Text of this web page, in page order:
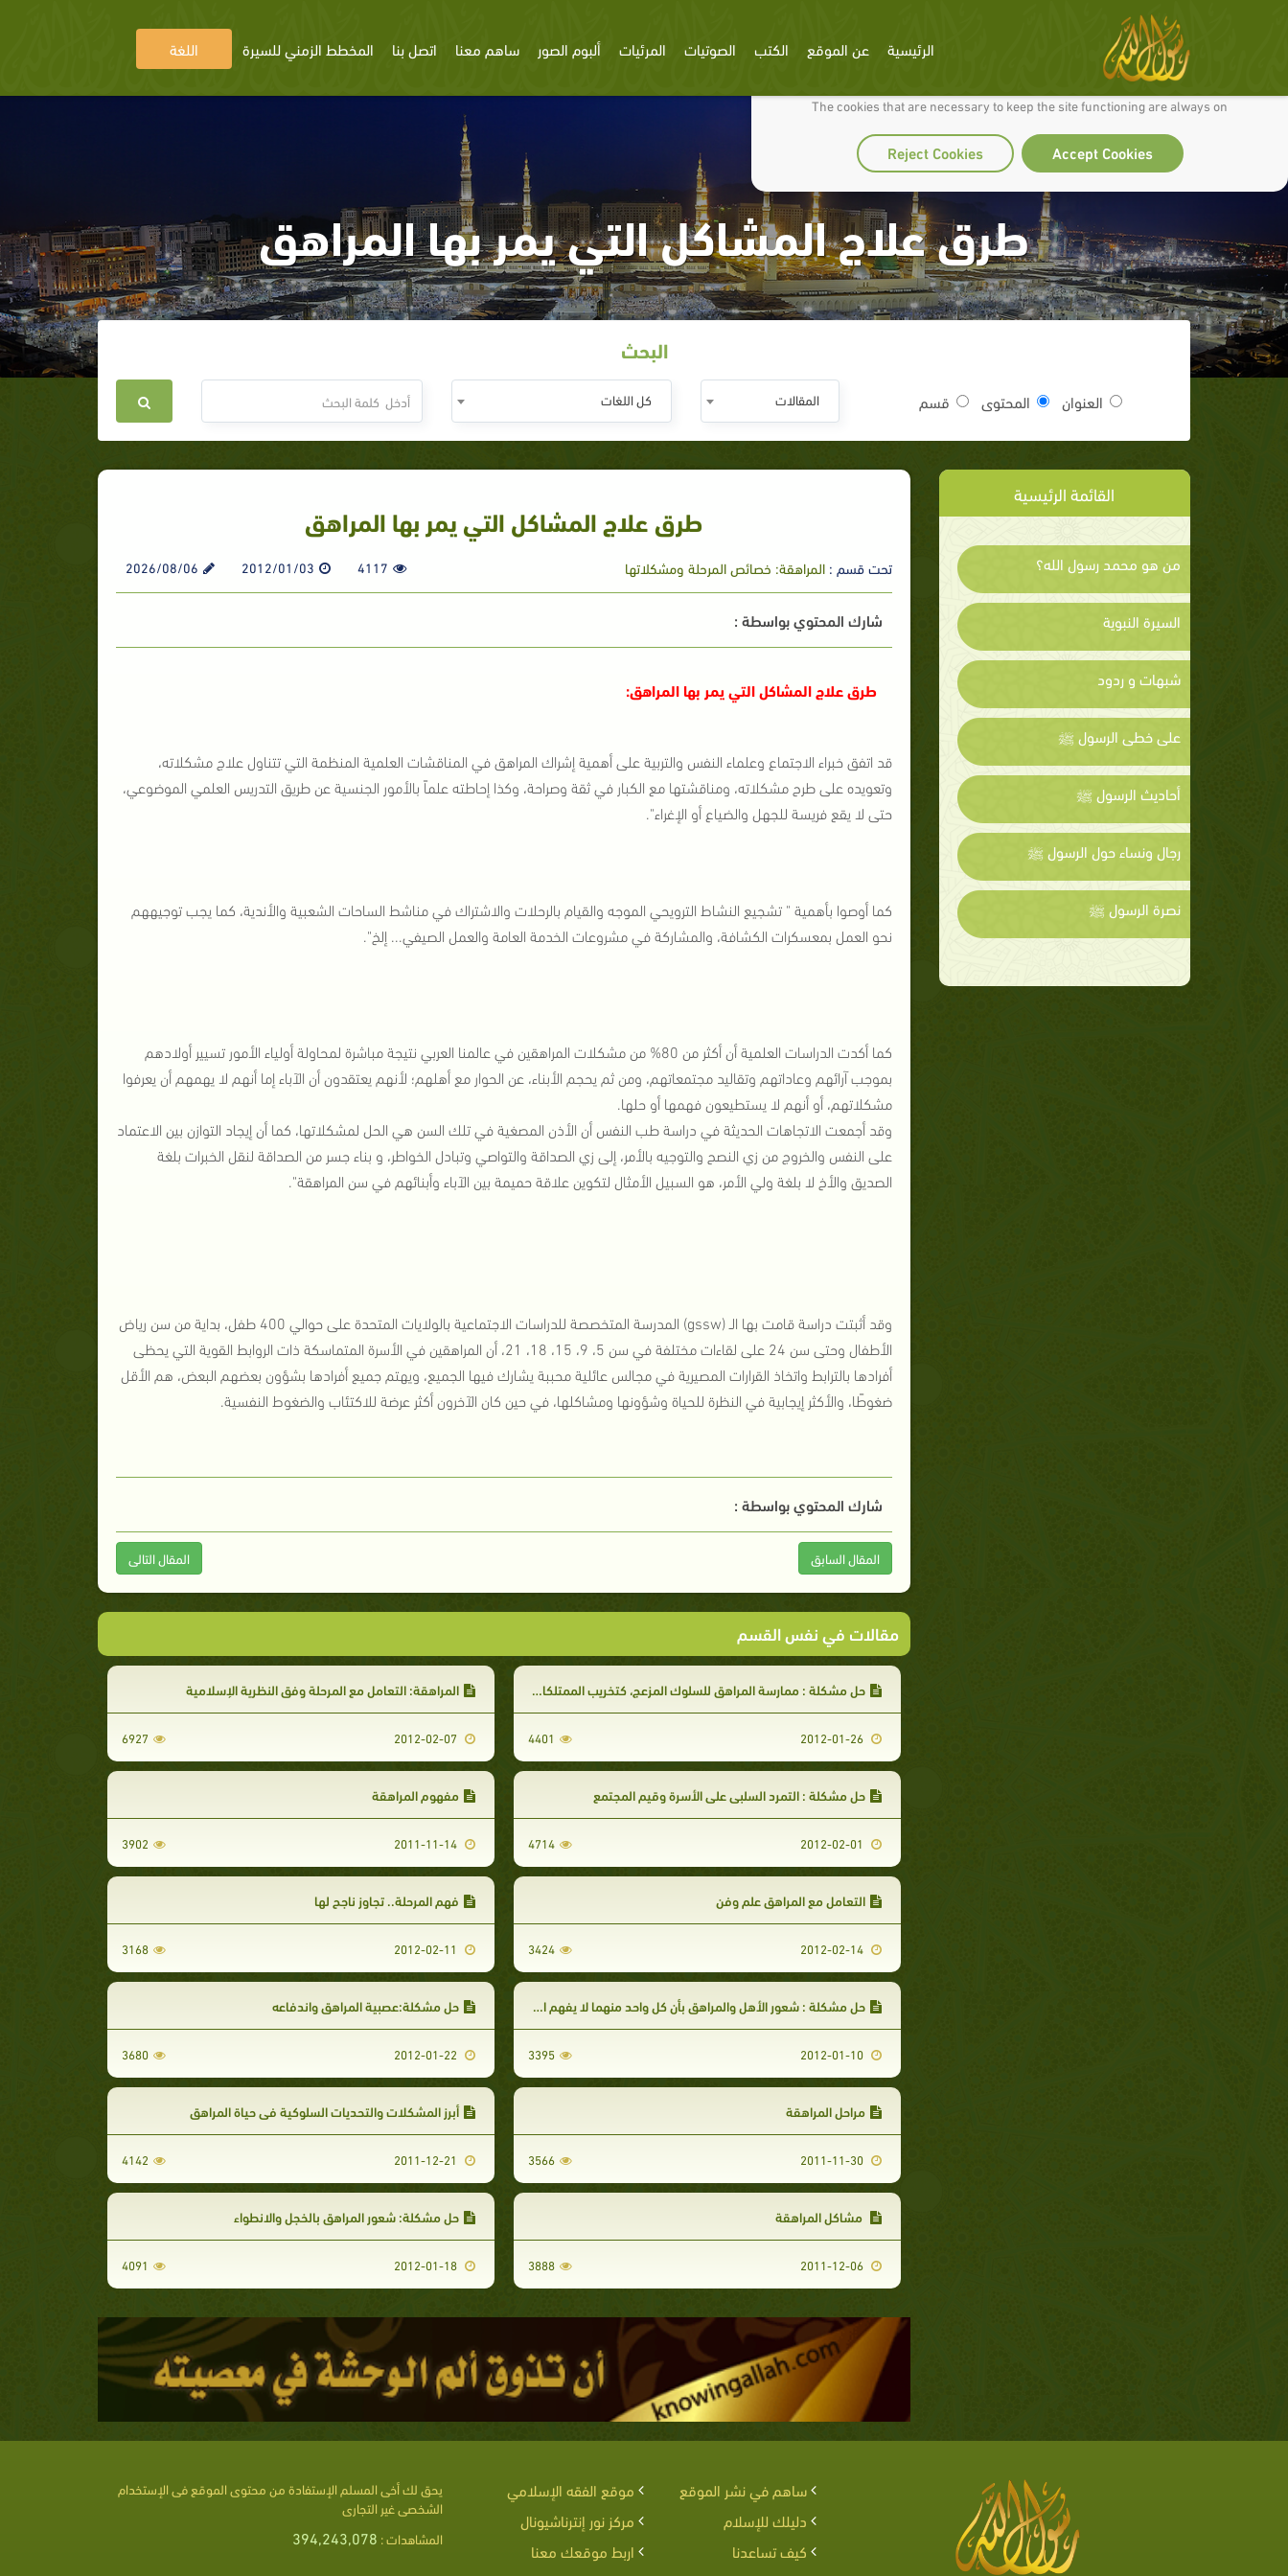
We use cookies to make our site work well for you and so we can continually improve it.
The cookies that are necessary to keep the site functioning are always on
Accept Cookies
Reject Cookies
الرئيسية عن الموقع الكتب الصوتيات المرئيات ألبوم الصور ساهم معنا اتصل بنا المخطط الزمني للسيرة اللغة
طرق علاج المشاكل التي يمر بها المراهق
البحث
العنوان المحتوى قسم المقالات كل اللغات
القائمة الرئيسية
من هو محمد رسول الله؟
السيرة النبوية
شبهات و ردود
على خطى الرسول ﷺ
أحاديث الرسول ﷺ
رجال ونساء حول الرسول ﷺ
نصرة الرسول ﷺ
طرق علاج المشاكل التي يمر بها المراهق
تحت قسم :المراهقة: خصائص المرحلة ومشكلاتها 4117
2012/01/03
2026/08/06
شارك المحتوي بواسطة :
طرق علاج المشاكل التي يمر بها المراهق:
قد اتفق خبراء الاجتماع وعلماء النفس والتربية على أهمية إشراك المراهق في المناقشات العلمية المنظمة التي تتناول علاج مشكلاته،
وتعويده على طرح مشكلاته، ومناقشتها مع الكبار في ثقة وصراحة، وكذا إحاطته علماً بالأمور الجنسية عن طريق التدريس العلمي الموضوعي،
حتى لا يقع فريسة للجهل والضياع أو الإغراء".
كما أوصوا بأهمية " تشجيع النشاط الترويحي الموجه والقيام بالرحلات والاشتراك في مناشط الساحات الشعبية والأندية، كما يجب توجيههم
نحو العمل بمعسكرات الكشافة، والمشاركة في مشروعات الخدمة العامة والعمل الصيفي... إلخ".
كما أكدت الدراسات العلمية أن أكثر من 80% من مشكلات المراهقين في عالمنا العربي نتيجة مباشرة لمحاولة أولياء الأمور تسيير أولادهم
بموجب آرائهم وعاداتهم وتقاليد مجتمعاتهم، ومن ثم يحجم الأبناء، عن الحوار مع أهلهم؛ لأنهم يعتقدون أن الآباء إما أنهم لا يهمهم أن يعرفوا
مشكلاتهم، أو أنهم لا يستطيعون فهمها أو حلها.
وقد أجمعت الاتجاهات الحديثة في دراسة طب النفس أن الأذن المصغية في تلك السن هي الحل لمشكلاتها، كما أن إيجاد التوازن بين الاعتماد
على النفس والخروج من زي النصح والتوجيه بالأمر، إلى زي الصداقة والتواصي وتبادل الخواطر، و بناء جسر من الصداقة لنقل الخبرات بلغة
الصديق والأخ لا بلغة ولي الأمر، هو السبيل الأمثال لتكوين علاقة حميمة بين الآباء وأبنائهم في سن المراهقة".
وقد أثبتت دراسة قامت بها الـ (gssw) المدرسة المتخصصة للدراسات الاجتماعية بالولايات المتحدة على حوالي 400 طفل، بداية من سن رياض
الأطفال وحتى سن 24 على لقاءات مختلفة في سن 5، 9، 15، 18، 21، أن المراهقين في الأسرة المتماسكة ذات الروابط القوية التي يحظى
أفرادها بالترابط واتخاذ القرارات المصيرية في مجالس عائلية محببة يشارك فيها الجميع، ويهتم جميع أفرادها بشؤون بعضهم البعض، هم الأقل
ضغوطًا، والأكثر إيجابية في النظرة للحياة وشؤونها ومشاكلها، في حين كان الآخرون أكثر عرضة للاكتئاب والضغوط النفسية.
شارك المحتوي بواسطة :
المقال السابق المقال التالى
مقالات في نفس القسم
حل مشكلة : ممارسة المراهق للسلوك المزعج، كتخريب الممتلكات والبيئة والطبيعة
2012-01-26
4401
المراهقة: التعامل مع المرحلة وفق النظرية الإسلامية
6927
حل مشكلة : التمرد السلبي على الأسرة وقيم المجتمع
4714
مفهوم المراهقة
2011-11-14
3902
التعامل مع المراهق علم وفن
2012-02-14
3424
فهم المرحلة.. تجاوز ناجح لها
3168
حل مشكلة : شعور الأهل والمراهق بأن كل واحد منهما لا يفهم الآخر
2012-01-10
3395
حل مشكلة:عصبية المراهق واندفاعه
3680
مراحل المراهقة
2011-11-30
3566
أبرز المشكلات والتحديات السلوكية في حياة المراهق
4142
مشاكل المراهقة
2011-12-06
3888
حل مشكلة: شعور المراهق بالخجل والانطواء
2012-01-18
4091
ساهم في نشر الموقع
موقع الفقه الإسلامي
دليلك للإسلام
مركز نور إنترناشيونال
كيف تساعدنا
اربط موقعك معنا
يحق لك أخى المسلم الإستفادة من محتوى الموقع فى الإستخدام
الشخصى غير التجارى
المشاهدات : 394,243,078